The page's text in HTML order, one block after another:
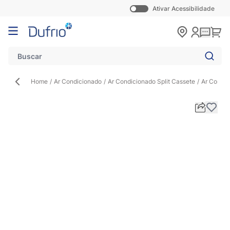
Ativar Acessibilidade
Pular para o conteúdo
Home / Ar Condicionado / Ar Condicionado Split Cassete / Ar